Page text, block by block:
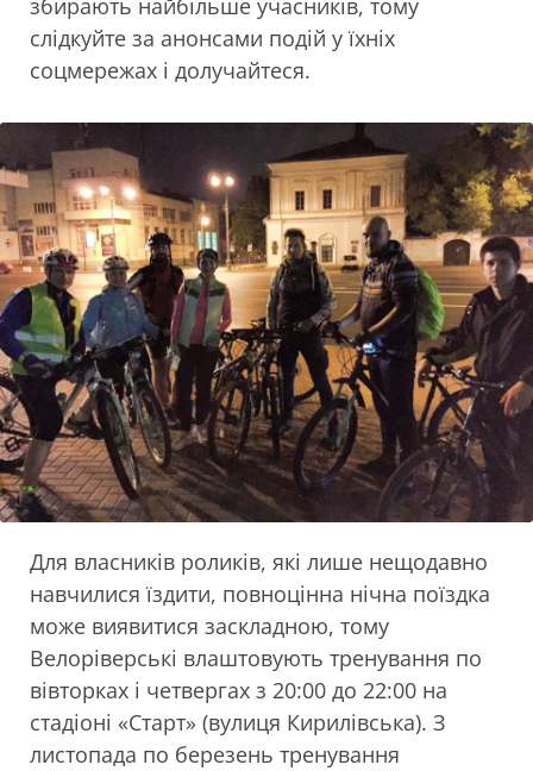
збирають найбільше учасників, тому
слідкуйте за анонсами подій у їхніх
соцмережах і долучайтеся.
Для власників роликів, які лише нещодавно
навчилися їздити, повноцінна нічна поїздка
може виявитися заскладною, тому
Велоріверські влаштовують тренування по
вівторках і четвергах з 20:00 до 22:00 на
стадіоні «Старт» (вулиця Кирилівська). З
листопада по березень тренування